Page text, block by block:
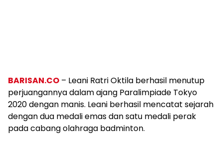
BARISAN.CO – Leani Ratri Oktila berhasil menutup
perjuangannya dalam ajang Paralimpiade Tokyo
2020 dengan manis. Leani berhasil mencatat sejarah
dengan dua medali emas dan satu medali perak
pada cabang olahraga badminton.